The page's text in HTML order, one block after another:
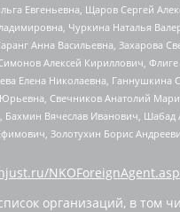
Евгеньевна, Щаров Сергей
Чуркина Наталья
Анна Васильевна, Захарова
Алексей Кириллович,
Елена Николаевна,
Свечников Анатолий
Вячеслав Иванович,
Золотухин Борис
организаций, в том